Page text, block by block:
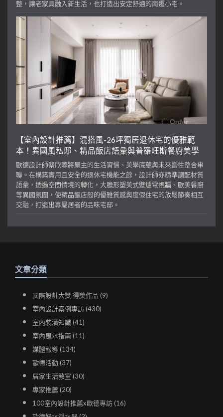
整，讓老家具融入新生活，也打造出安定舒適的南遷小宅。
【室內設計推薦】混搭風-26坪獨居退休宅的優雅範
本！異國風私邸、精品飯店語彙與普羅旺斯餐廚美學
歐德設計師蔡欣蓉將屋主的生活習慣、美學底蘊與未來嚮往整合串
聯。在構築實用且安全的退休宅機能之餘，設計師亦精準調配材質
語彙，透過空間情境的轉化，大膽形塑美式壁爐電視牆、歐美餐廚
等異國氛圍，使精品飯店般的優雅質感與度假住宅的放鬆節奏相互
交融，打造出專屬居者的品味宅邸。
文章分類
國際設計大獎 得獎作品 (9)
室內設計案例專訪 (430)
室內裝潢知識 (41)
室內風水指南 (11)
媒體報導 (134)
歐德活動 (37)
居家生活教室 (30)
專家推薦 (20)
100室內設計推薦x歐德專訪 (16)